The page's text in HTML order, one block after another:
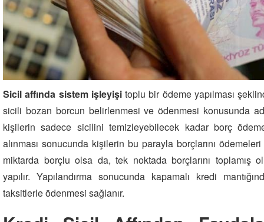
Sicil affında sistem işleyişi toplu bir ödeme yapılması
sicili bozan borcun belirlenmesi ve ödenmesi konusunda
kişilerin sadece sicilini temizleyebilecek kadar borç
alınması sonucunda kişilerin bu parayla borçlarını
miktarda borçlu olsa da, tek noktada borçlarını toplamış
yapılır. Yapılandırma sonucunda kapamalı kredi
taksitlerle ödenmesi sağlanır.